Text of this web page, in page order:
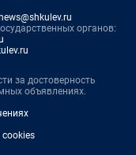
органов:
за достоверность
объявлениях.